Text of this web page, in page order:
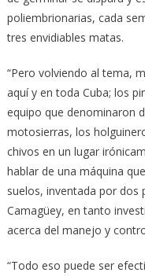
poliembrionarias, cada
tres envidiables matas.
“Pero volviendo al tema,
aquí y en toda Cuba; los
equipo que denominaron
motosierras, los
chivos en un lugar
hablar de una máquina
suelos, inventada por dos
Camagüey, en tanto
acerca del manejo y
“Todo eso puede ser